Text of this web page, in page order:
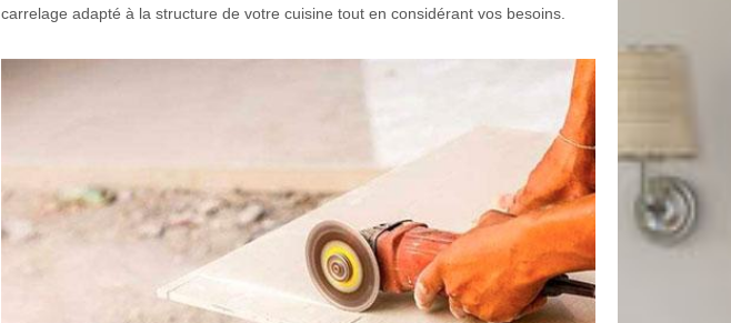
carrelage adapté à la structure de votre cuisine tout en considérant vos besoins.